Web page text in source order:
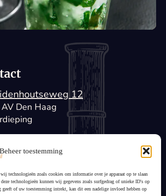
Beheer toestemming
technologieën zoals cookies om informatie over je apparaat op te slaan
technologieën kunnen wij gegevens zoals surfgedrag of unieke ID's op
geeft of uw toestemming intrekt, kan dit een nadelige invloed hebben op
12
Den Haag
NL34ABNA0622643142
NL81.03.11.756.B.01